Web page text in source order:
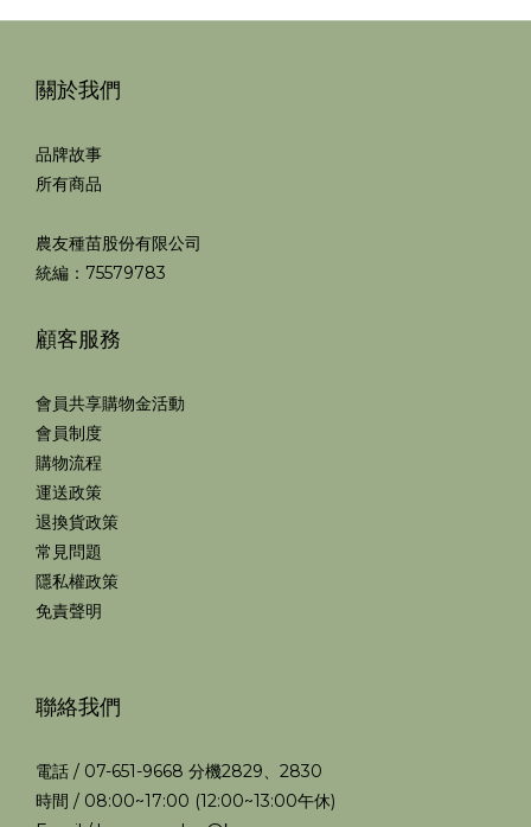
關於我們
品牌故事
所有商品
農友種苗股份有限公司
統編：75579783
顧客服務
會員共享購物金活動
會員制度
購物流程
運送政策
退換貨政策
常見問題
隱私權政策
免責聲明
聯絡我們
電話 / 07-651-9668 分機2829、2830
時間 / 08:00~17:00 (12:00~13:00午休)